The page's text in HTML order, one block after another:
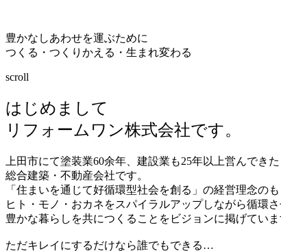
豊かなしあわせを運ぶために
つくる・つくりかえる・生まれ変わる
scroll
はじめまして
リフォームワン株式会社です。
上田市にて塗装業60余年、建設業も25年以上営んできた
総合建築・不動産会社です。
「住まいを通じて好循環型社会を創る」の経営理念のも
ヒト・モノ・おカネをスパイラルアップしながら循環さ
豊かな暮らしを共につくることをビジョンに掲げていま
ただキレイにするだけなら誰でもできる…